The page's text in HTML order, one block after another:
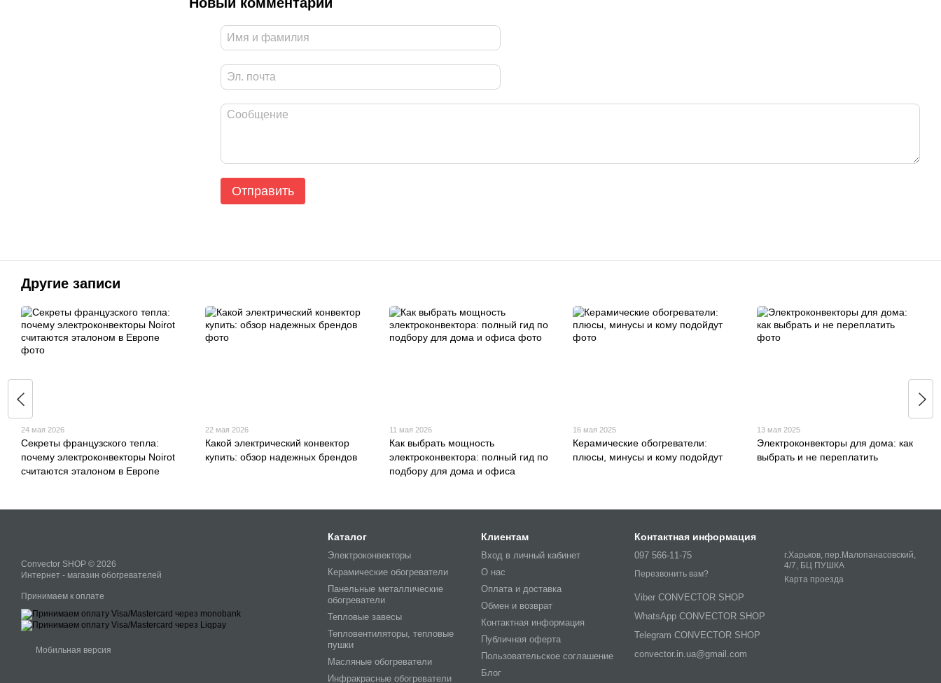
Отправить
Другие записи
24 мая 2026
Секреты французского тепла:
почему электроконвекторы Noirot
считаются эталоном в Европе
22 мая 2026
Какой электрический конвектор
купить: обзор надежных брендов
11 мая 2026
Как выбрать мощность
электроконвектора: полный гид по
подбору для дома и офиса
16 мая 2025
Керамические обогреватели:
плюсы, минусы и кому подойдут
13 мая 2025
Электроконвекторы для дома: как
выбрать и не переплатить
Convector SHOP © 2026
Интернет - магазин обогревателей
Принимаем к оплате
Мобильная версия
Каталог
Электроконвекторы
Керамические обогреватели
Панельные металлические
обогреватели
Тепловые завесы
Тепловентиляторы, тепловые
пушки
Масляные обогреватели
Инфракрасные обогреватели
Клиентам
Вход в личный кабинет
О нас
Оплата и доставка
Обмен и возврат
Контактная информация
Публичная оферта
Пользовательское соглашение
Блог
Контактная информация
097 566-11-75
Перезвонить вам?
Viber CONVECTOR SHOP
WhatsApp CONVECTOR SHOP
Telegram CONVECTOR SHOP
convector.in.ua@gmail.com
г.Харьков, пер.Малопанасовский,
4/7, БЦ ПУШКА
Карта проезда